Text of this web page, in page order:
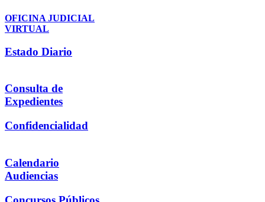
OFICINA JUDICIAL
VIRTUAL
Estado Diario
Consulta de
Expedientes
Confidencialidad
Calendario
Audiencias